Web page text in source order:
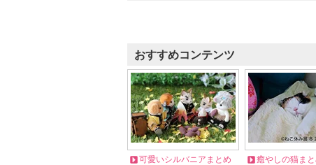
おすすめコンテンツ
可愛いシルバニアまとめ 癒やしの猫ま